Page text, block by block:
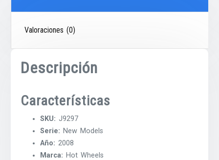
Valoraciones (0)
Descripción
Características
SKU: J9297
Serie: New Models
Año: 2008
Marca: Hot Wheels